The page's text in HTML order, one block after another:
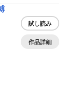
試し読み
作品詳細